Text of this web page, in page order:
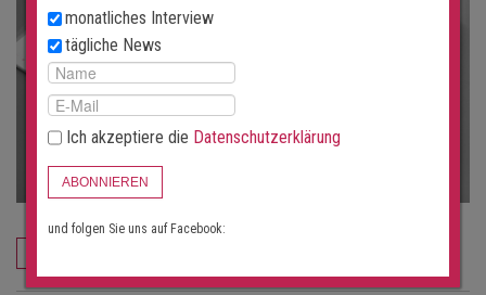
monatliches Interview
tägliche News
Ich akzeptiere die Datenschutzerklärung
ABONNIEREN
und folgen Sie uns auf Facebook: